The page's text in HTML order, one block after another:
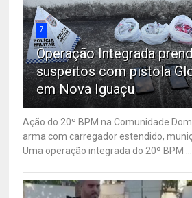
7
Operação Integrada
suspeitos com pistola
em Nova Iguaçu
Ação do 20º BPM na Comunidade
arma com carregador estendido,
Uma operação integrada do 20º BPM ...